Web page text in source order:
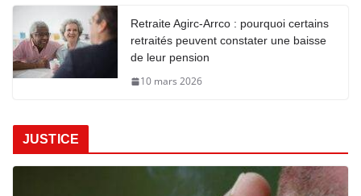
Retraite Agirc-Arrco : pourquoi certains
retraités peuvent constater une baisse
de leur pension
10 mars 2026
JUSTICE